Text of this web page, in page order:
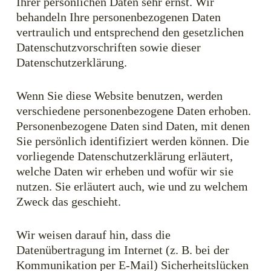
behandeln Ihre personenbezogenen Daten
vertraulich und entsprechend den gesetzlichen
Datenschutzvorschriften sowie dieser
Datenschutzerklärung.
Wenn Sie diese Website benutzen, werden
verschiedene personenbezogene Daten erhoben.
Personenbezogene Daten sind Daten, mit denen
Sie persönlich identifiziert werden können. Die
vorliegende Datenschutzerklärung erläutert,
welche Daten wir erheben und wofür wir sie
nutzen. Sie erläutert auch, wie und zu welchem
Zweck das geschieht.
Wir weisen darauf hin, dass die
Datenübertragung im Internet (z. B. bei der
Kommunikation per E-Mail) Sicherheitslücken